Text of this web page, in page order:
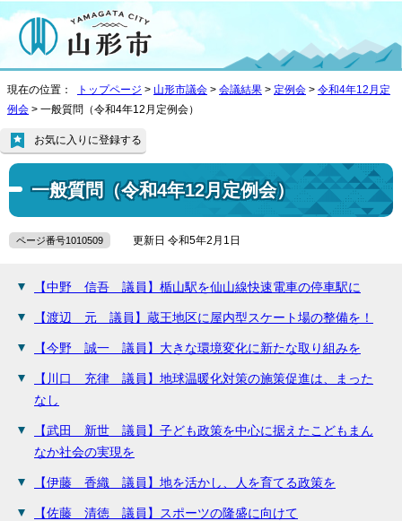
現在の位置： トップページ > 山形市議会 > 会議結果 > 定例会 > 令和4年12月定
例会 > 一般質問（令和4年12月定例会）
一般質問（令和4年12月定例会）
お気に入りに登録する
ページ番号1010509 更新日 令和5年2月1日
【中野 信吾 議員】楯山駅を仙山線快速電車の停車駅に
【渡辺 元 議員】蔵王地区に屋内型スケート場の整備を！
【今野 誠一 議員】大きな環境変化に新たな取り組みを
【川口 充律 議員】地球温暖化対策の施策促進は、まった
なし
【武田 新世 議員】子ども政策を中心に据えたこどもまん
なか社会の実現を
【伊藤 香織 議員】地を活かし、人を育てる政策を
【佐藤 清徳 議員】スポーツの隆盛に向けて